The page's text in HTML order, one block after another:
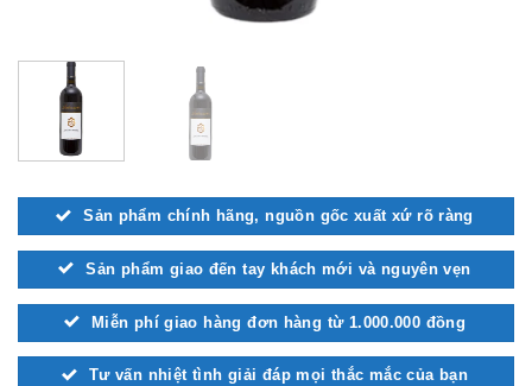
Sản phẩm chính hãng, nguồn gốc xuất xứ rõ ràng
Sản phẩm giao đến tay khách mới và nguyên vẹn
Miễn phí giao hàng đơn hàng từ 1.000.000 đồng
Tư vấn nhiệt tình giải đáp mọi thắc mắc của bạn